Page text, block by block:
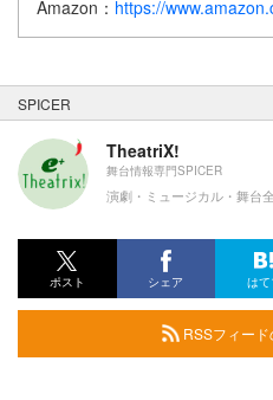
Amazon： https://
SPICER
TheatriX!
舞台情報専門SPICER
演劇・ミュージカル・舞台
ポスト シェア は
RSSフィード